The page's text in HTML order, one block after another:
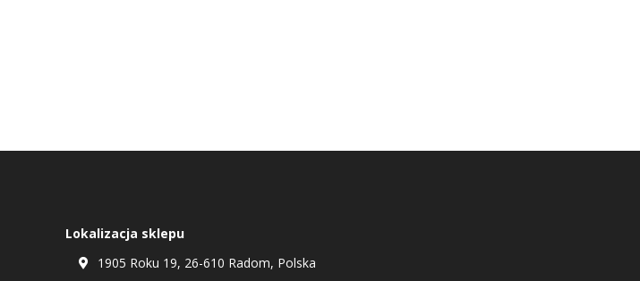
Lokalizacja sklepu
 1905 Roku 19, 26-610 Radom, Polska